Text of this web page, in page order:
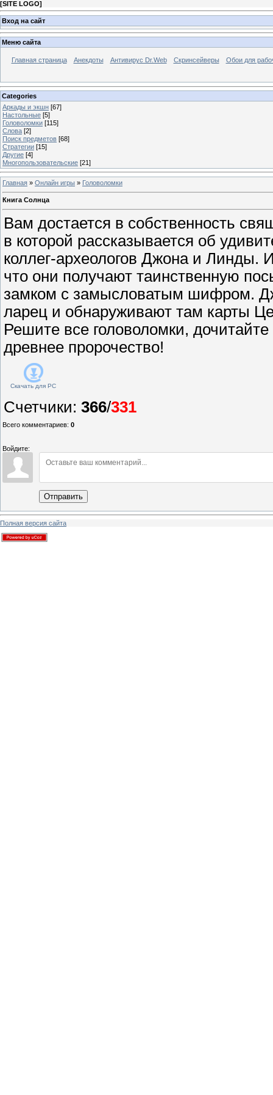
[SITE LOGO]
Вход на сайт
Меню сайта
Главная страница Анекдоты Антивирус Dr.Web Скринсейверы Обои для
Categories
Аркады и экшн [67]
Настольные [5]
Головоломки [115]
Слова [2]
Поиск предметов [68]
Стратегии [15]
Другие [4]
Многопользовательские [21]
Главная » Онлайн игры » Головоломки
Книга Солнца
Вам достается в собственность
в которой рассказывается об
коллег-археологов Джона и Линды.
что они получают таинственную
замком с замысловатым шифром.
ларец и обнаруживают там карты
Решите все головоломки, дочитайте
древнее пророчество!
Скачать для PC
Счетчики: 366/331
Всего комментариев: 0
Войдите:
Отправить
Полная версия сайта